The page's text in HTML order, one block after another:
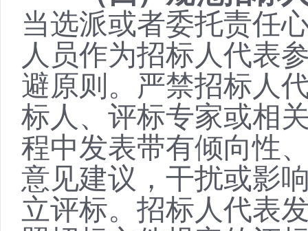
当选派或者委托责任
人员作为招标人代表
避原则。严禁招标人
标人、评标专家或相
程中发表带有倾向性
意见建议，干扰或影
立评标。招标人代表